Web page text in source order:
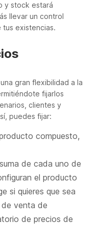
y stock estará
llevar un control
existencias.
gran flexibilidad a la
fijarlos
clientes y
puedes fijar:
compuesto,
de cada uno de
el producto
si quieres que sea
venta de
de precios de